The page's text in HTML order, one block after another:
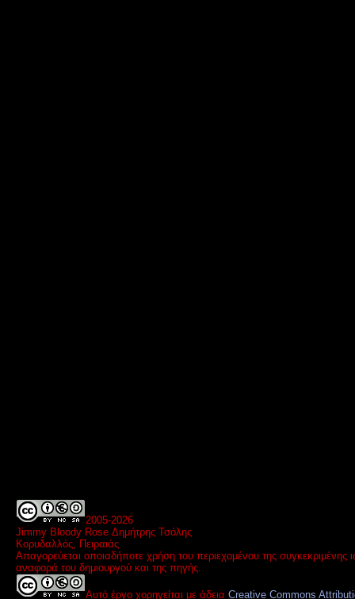
2005-2026
Jimmy Bloody Rose Δημήτρης Τσόλης
Κορυδαλλός, Πειραιάς
Απαγορεύεται οποιαδήποτε χρήση του περιεχομένου της
αναφορά του δημιουργού και της πηγής.
Αυτό έργο χορηγείται με άδεια Creative Commons